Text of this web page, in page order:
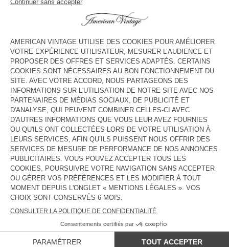
SWEAT HOMME PYRASTATE
CHF 210
SWEAT HOMME DOVEN
CHF 115
CHF 48,30
PULL HOMME CRASHWAY
CHF 215
CHF 77,40
T-SHIRT HOMME DECATUR
CHF 55
CHF 23,10
T-SHIRT HOMME SONOMA
CHF 75
CHF 36,75
MANTEAU HOMME HOKTOWN
CHF 225
CHF 157,50
SWEAT HOMME DOVEN
CHF 115
CHF 80,50
CHEMISE HOMME VYLOW
CHF 165
CHF 82,50
SWEAT HOMME IZUBIRD
CHF 190
CHF 76
T-SHIRT HOMME SONOMA
CHF 75
CHF 36,75
JOGGING HOMME BOBYPARK
CHF 150
CHF 52,50
CHF 190
CHF 79,80
CHF 60
CHF 23,40
CHF 30
CHF 500
CHF 175